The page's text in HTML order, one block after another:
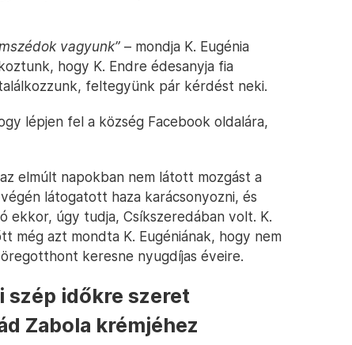
vagyunk” – mondja K. Eugénia
hogy K. Endre édesanyja fia
feltegyünk pár kérdést neki.
lépjen fel a község Facebook oldalára,
elmúlt napokban nem látott mozgást a
látogatott haza karácsonyozni, és
ekkor, úgy tudja, Csíkszeredában volt. K.
még azt mondta K. Eugéniának, hogy nem
keresne nyugdíjas éveire.
szép időkre szeret
Zabola krémjéhez